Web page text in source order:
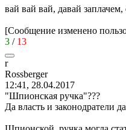
вай вай вай, давай
[Сообщение изменено
3 / 13
r
Rossberger
12:41, 28.04.2017
"Шпионская ручка"???
Да власть и законодратели